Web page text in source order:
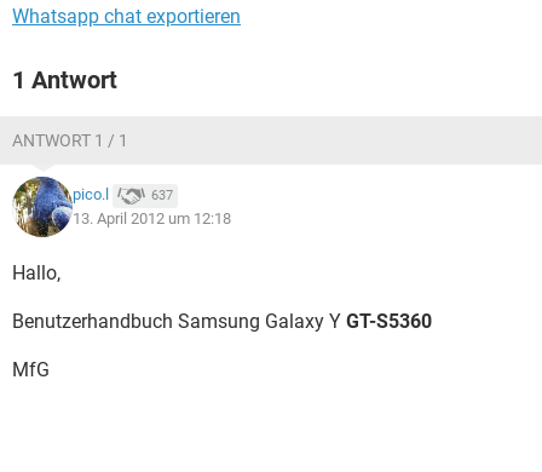
Whatsapp chat exportieren
1 Antwort
ANTWORT 1 / 1
pico.l 637
13. April 2012 um 12:18
Hallo,
Benutzerhandbuch Samsung Galaxy Y GT-S5360
MfG